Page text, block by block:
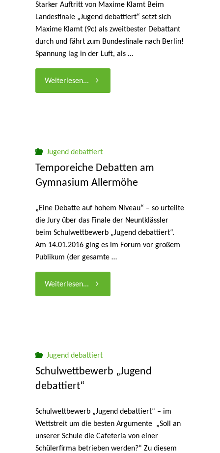
Starker Auftritt von Maxime Klamt Beim
Landesfinale „Jugend debattiert“ setzt sich
Maxime Klamt (9c) als zweitbester Debattant
durch und fährt zum Bundesfinale nach Berlin!
Spannung lag in der Luft, als …
Weiterlesen... "Jugend
fährt
nach
Berlin!"
Jugend debattiert
Temporeiche Debatten am
Gymnasium Allermöhe
„Eine Debatte auf hohem Niveau“ – so urteilte
die Jury über das Finale der Neuntklässler
beim Schulwettbewerb „Jugend debattiert“.
Am 14.01.2016 ging es im Forum vor großem
Publikum (der gesamte …
Weiterlesen... "Temporeiche
Gymnasium
Allermöhe"
Jugend debattiert
Schulwettbewerb „Jugend
debattiert“
Schulwettbewerb „Jugend debattiert“ – im
Wettstreit um die besten Argumente „Soll an
unserer Schule die Cafeteria von einer
Schülerfirma betrieben werden?“ Zu diesem